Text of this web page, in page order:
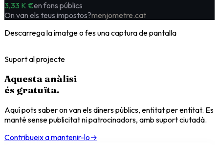
3,33 K €en fons públics
On van els teus impostos?menjometre.cat
Descarrega la imatge o fes una captura de pantalla
Suport al projecte
Aquesta anàlisi
és gratuïta.
Aquí pots saber on van els diners públics, entitat per entitat. Es
manté sense publicitat ni patrocinadors, amb suport ciutadà.
Contribueix a mantenir-lo→